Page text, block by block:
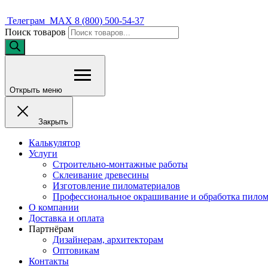
Телеграм MAX 8 (800) 500-54-37
Поиск товаров
Открыть меню
Закрыть
Калькулятор
Услуги
Строительно-монтажные работы
Склеивание древесины
Изготовление пиломатериалов
Профессиональное окрашивание и обработка
О компании
Доставка и оплата
Партнёрам
Дизайнерам, архитекторам
Оптовикам
Контакты